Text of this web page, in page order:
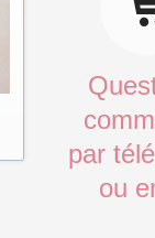
par
ou